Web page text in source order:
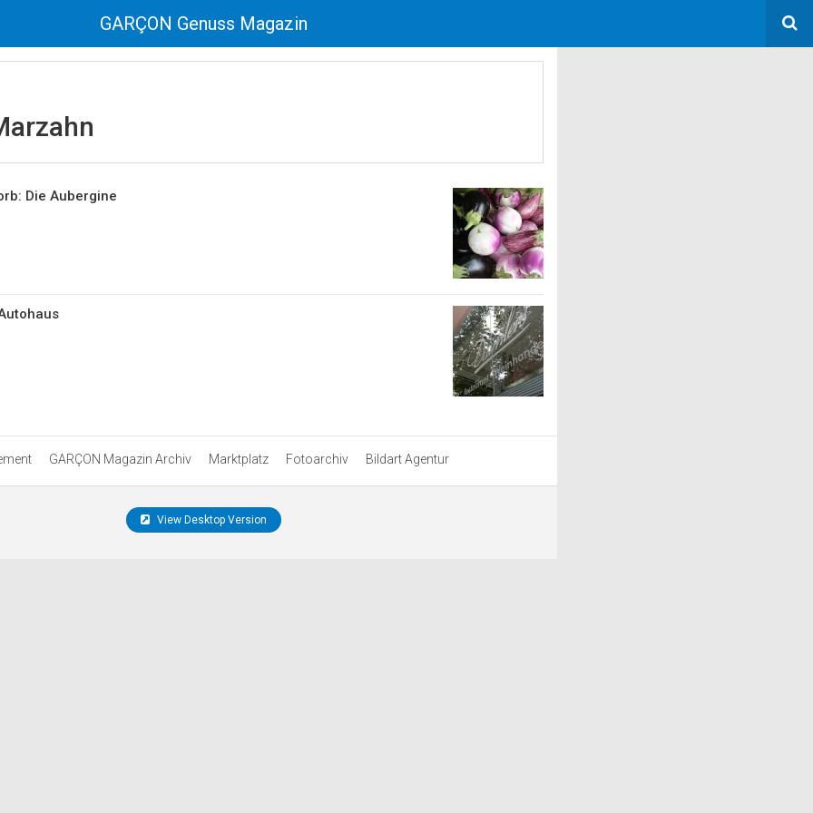
GARÇON Genuss Magazin
Die Aubergine
GARÇON Magazin Archiv Marktplatz Fotoarchiv Bildart Agentur
View Desktop Version